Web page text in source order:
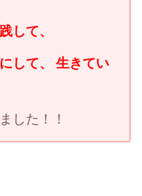
して、
して、 生きてい
した！！